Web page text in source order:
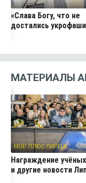
«Слава Богу, что не
достались
МАТЕРИАЛЫ
МОЁ! ПЛЮС ЛИПЕЦК
Награждение учёных
и другие новости